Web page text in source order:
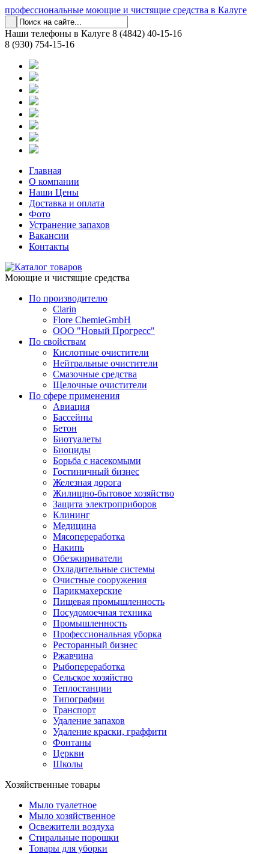
профессиональные моющие и чистящие средства в Калуге
Наши телефоны в Калуге 8 (4842) 40-15-16
8 (930) 754-15-16
Главная
О компании
Наши Цены
Доставка и оплата
Фото
Устранение запахов
Вакансии
Контакты
Моющие и чистящие средства
По производителю
Clarin
Flore ChemieGmbH
ООО "Новый Прогресс"
По свойствам
Кислотные очистители
Нейтральные очистители
Смазочные средства
Щелочные очистители
По сфере применения
Авиация
Бассейны
Бетон
Биотуалеты
Биоциды
Борьба с насекомыми
Гостиничный бизнес
Железная дорога
Жилищно-бытовое хозяйство
Защита электроприборов
Клининг
Медицина
Мясопереработка
Накипь
Обезжириватели
Охладительные системы
Очистные сооружения
Парикмахерские
Пищевая промышленность
Посудомоечная техника
Промышленность
Профессиональная уборка
Ресторанный бизнес
Ржавчина
Рыбопереработка
Сельское хозяйство
Теплостанции
Типографии
Транспорт
Удаление запахов
Удаление краски, граффити
Фонтаны
Церкви
Школы
Хозяйственные товары
Мыло туалетное
Мыло хозяйственное
Освежители воздуха
Стиральные порошки
Товары для уборки